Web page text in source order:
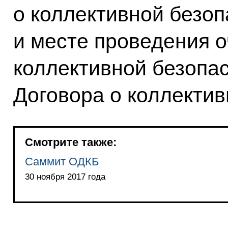
о коллективной
и месте проведения
коллективной
Договора о
Смотрите также:
Саммит ОДКБ
30 ноября 2017 года